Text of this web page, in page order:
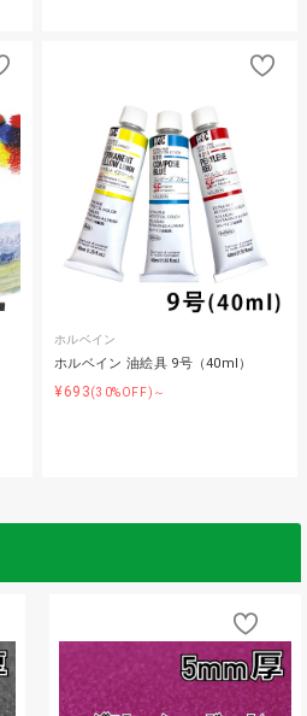
ホルベイン
ホルベイン 油絵具 9号（40ml）
¥693(30%OFF)～